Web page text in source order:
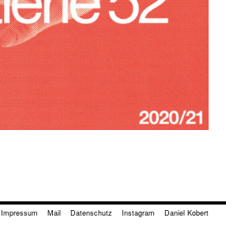
Impressum Mail Datenschutz Instagram Daniel Kobert